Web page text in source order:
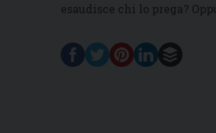
esaudisce chi lo prega?